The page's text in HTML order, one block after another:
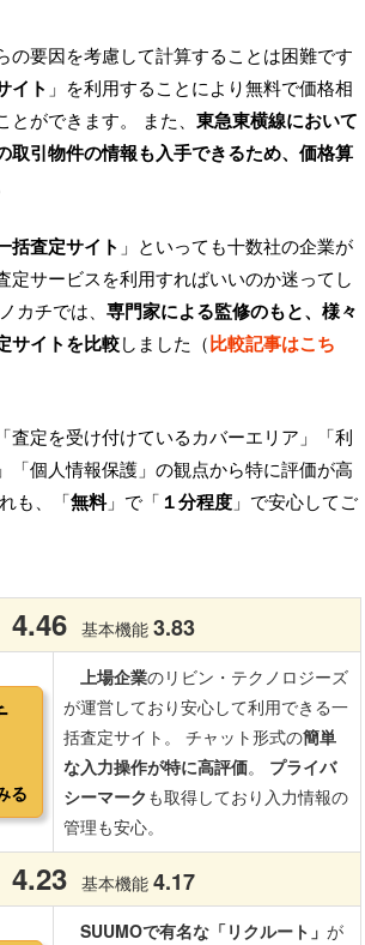
の要因を考慮して計算することは困難です
イト 」を利用することにより無料で価格相
ができます。 また、 東急東横線において
取引物件の情報も入手できるため、価格算
括査定サイト 」といっても十数社の企業が
定サービスを利用すればいいのか迷ってし
カチでは、 専門家による監修のもと、様々
サイトを比較しました（比較記事はこち
査定を受け付けているカバーエリア」「利
「個人情報保護」の観点から特に評価が高
も、「無料」で「 １分程度 」で安心してご